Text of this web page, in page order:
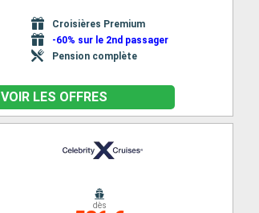
Croisières Premium
-60% sur le 2nd passager
Pension complète
VOIR LES OFFRES
dès